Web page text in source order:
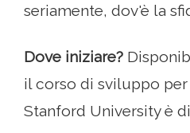
seriamente, dov'è la
Dove iniziare?
il corso di sviluppo
Stanford University è